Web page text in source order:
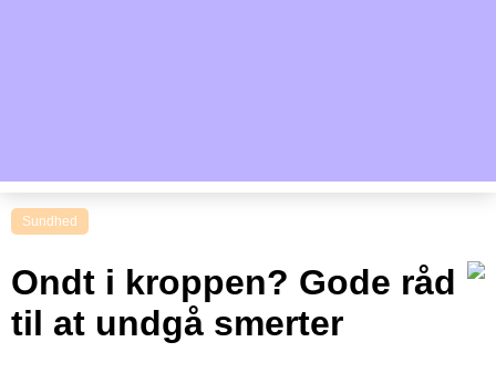
Sundhed
Ondt i kroppen? Gode råd
til at undgå smerter